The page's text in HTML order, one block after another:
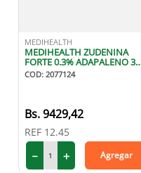
MEDIHEALTH
MEDIHEALTH ZUDENINA
FORTE 0.3% ADAPALENO 30
GR GEL
COD: 2077124
9429,42
REF 12.45
＋
－ Agregar